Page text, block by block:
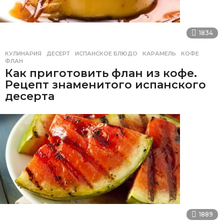
1834
КУЛИНАРИЯ ДЕСЕРТ ,ИСПАНСКОЕ БЛЮДО ,КАРАМЕЛЬ ,КОФЕ
ФЛАН
Как приготовить флан из кофе.
Рецепт знаменитого испанского
десерта
1889